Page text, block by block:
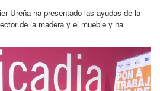
Ureña ha presentado las ayudas de la
de la madera y el mueble y ha